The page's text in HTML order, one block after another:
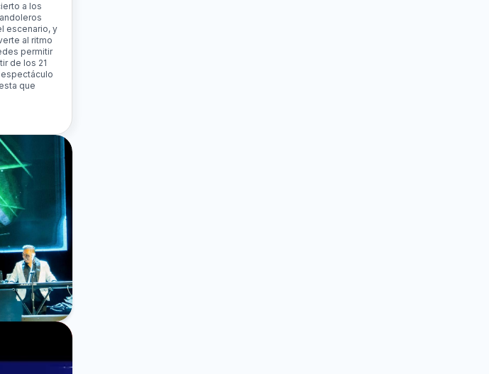
a los
escenario, y
al ritmo
permitir
de los 21
que